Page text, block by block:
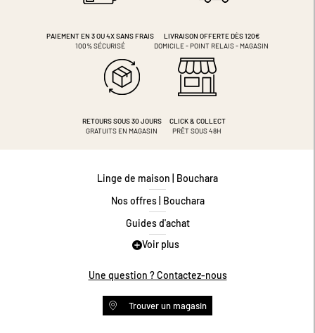
PAIEMENT EN 3 OU 4XSANS FRAIS
100% SÉCURISÉ
LIVRAISON OFFERTE DÈS 120€
DOMICILE - POINT RELAIS - MAGASIN
RETOURS SOUS 30 JOURS
GRATUITS EN MAGASIN
CLICK & COLLECT
PRÊT SOUS 48H
Linge de maison | Bouchara
Nos offres | Bouchara
Guides d'achat
Guide des tailles
Programme de fidélité
Voir plus
Une question ? Contactez-nous
Trouver un magasin